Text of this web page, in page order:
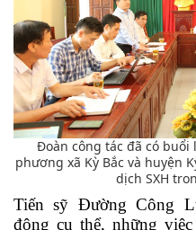
Đoàn công tác đã có
phương xã Kỳ Bắc và huyện
dịch SXH
Tiến sỹ Đường Công
động cụ thể, những